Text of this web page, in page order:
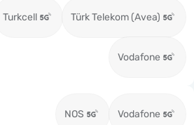
Turkcell Türk Telekom (Avea)
Vodafone
NOS Vodafone